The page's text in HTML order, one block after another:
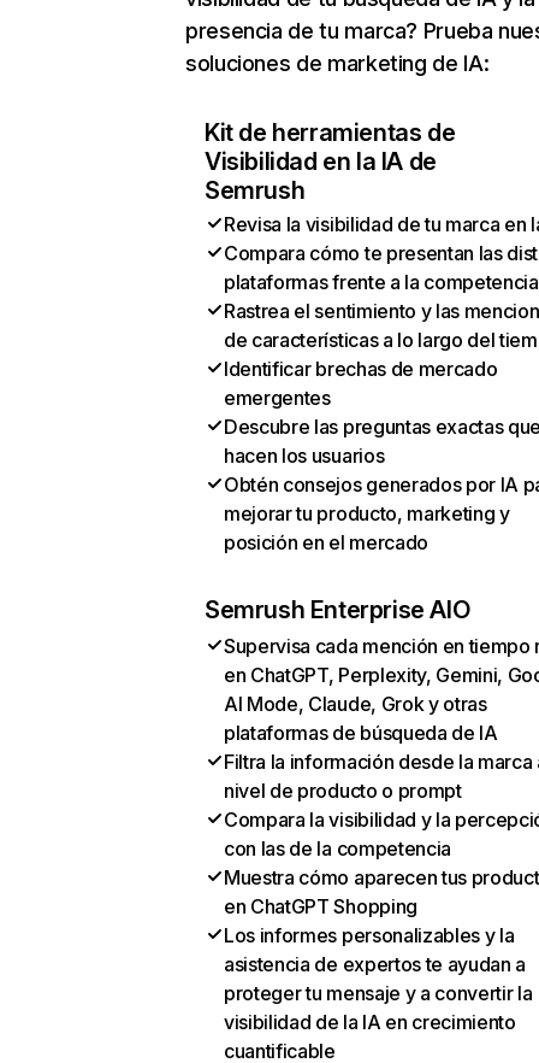
presencia de tu marca? Prueba
soluciones de marketing de IA:
Kit de herramientas de
Visibilidad en la IA de
Semrush
Revisa la visibilidad de tu marca en
Compara cómo te presentan las
plataformas frente a la competencia
Rastrea el sentimiento y las
de características a lo largo del
Identificar brechas de mercado
emergentes
Descubre las preguntas exactas
hacen los usuarios
Obtén consejos generados por IA
mejorar tu producto, marketing y
posición en el mercado
Semrush Enterprise AIO
Supervisa cada mención en tiempo
en ChatGPT, Perplexity, Gemini,
AI Mode, Claude, Grok y otras
plataformas de búsqueda de IA
Filtra la información desde la marca
nivel de producto o prompt
Compara la visibilidad y la
con las de la competencia
Muestra cómo aparecen tus
en ChatGPT Shopping
Los informes personalizables y la
asistencia de expertos te ayudan a
proteger tu mensaje y a convertir la
visibilidad de la IA en crecimiento
cuantificable